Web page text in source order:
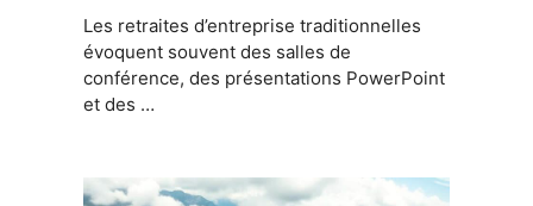
Les retraites d’entreprise traditionnelles
évoquent souvent des salles de
conférence, des présentations PowerPoint
et des …